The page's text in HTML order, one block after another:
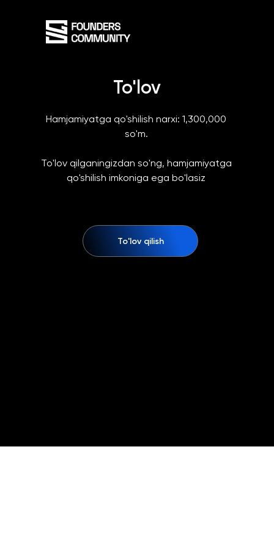
To'lov
To'lov qilish
Hamjamiyatga qo'shilish narxi: 1,300,000
so'm.
To'lov qilganingizdan so'ng, hamjamiyatga
qo'shilish imkoniga ega bo'lasiz